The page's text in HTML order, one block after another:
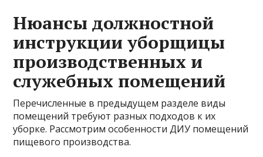
Нюансы должностной
инструкции уборщицы
производственных и
служебных помещений
Перечисленные в предыдущем разделе виды
помещений требуют разных подходов к их
уборке. Рассмотрим особенности ДИУ помещений
пищевого производства.